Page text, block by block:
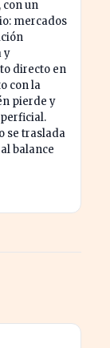
un
mercados
y
directo en
con la
pierde y
se traslada
balance